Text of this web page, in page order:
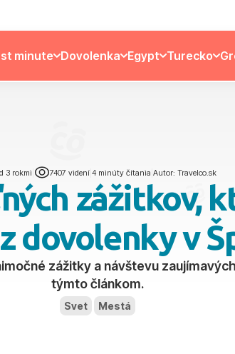
minute Dovolenka Egypt Turecko
3 rokmi 7407 videní 4 minúty čítania Autor: Travelco.sk
zážitkov,
dovolenky v
zážitky a návštevu
týmto článkom.
Svet Mestá